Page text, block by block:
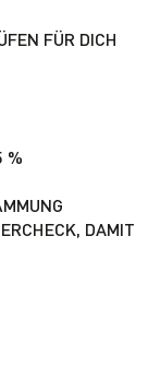
FÜR DICH
%
DAMIT